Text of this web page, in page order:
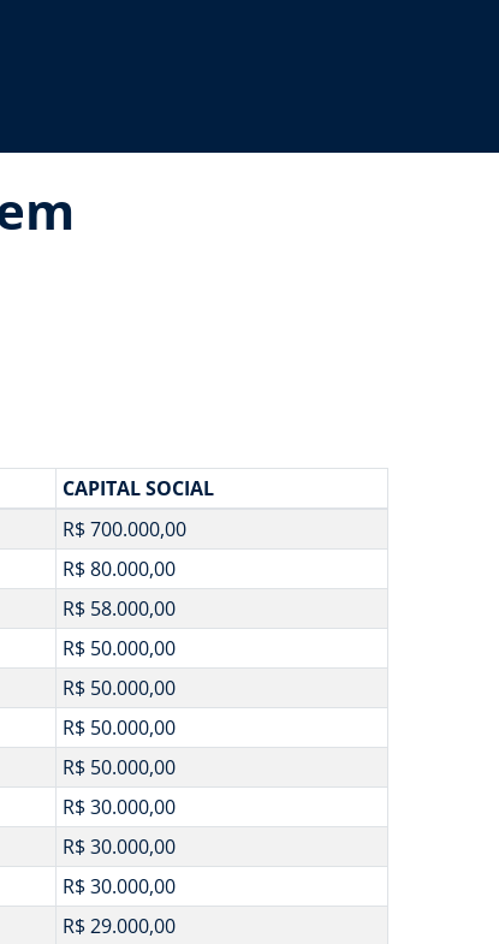
CAPITAL SOCIAL
R$ 700.000,00
R$ 80.000,00
R$ 58.000,00
R$ 50.000,00
R$ 50.000,00
R$ 50.000,00
R$ 50.000,00
R$ 30.000,00
R$ 30.000,00
R$ 30.000,00
R$ 29.000,00